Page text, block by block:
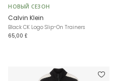
НОВЫЙ СЕЗОН
Calvin Klein
Black CK Logo Slip-On Trainers
65,00 £